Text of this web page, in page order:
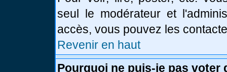
seul le modérateur et
accès, vous pouvez les
Revenir en haut
Pourquoi ne puis-je pas voter